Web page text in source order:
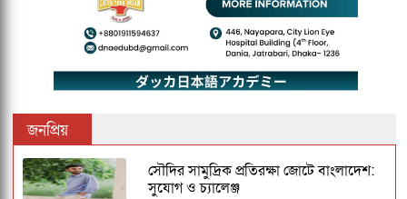
জনপ্রিয়
সৌদির সামুদ্রিক প্রতিরক্ষা জোটে বাংলাদেশ:
সুযোগ ও চ্যালেঞ্জ